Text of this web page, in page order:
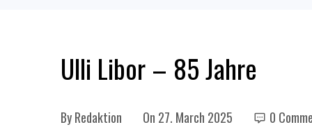
Ulli Libor – 85 Jahre
ByRedaktion On 27. March 2025 0